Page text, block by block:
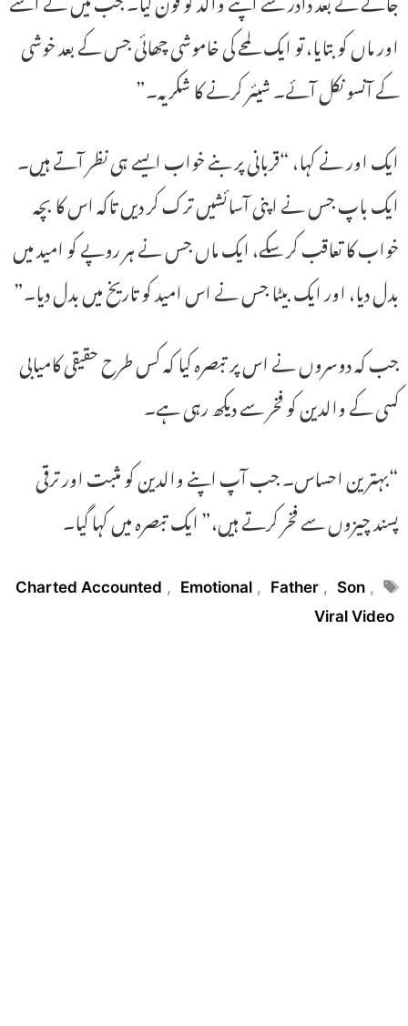
اور ماں کو بتایا، تو ایک لمحے کی خاموشی چھائی جس کے بعد خوشی
کے آنسو نکل آئے۔ شیئر کرنے کا شکریہ۔”
ایک اور نے کہا، “قربانی پر بنے خواب ایسے ہی نظر آتے ہیں۔
ایک باپ جس نے اپنی آسائشیں ترک کر دیں تاکہ اس کا بچہ
خواب کا تعاقب کر سکے، ایک ماں جس نے ہر روپے کو امید میں
بدل دیا، اور ایک بیٹا جس نے اس امید کو تاریخ میں بدل دیا۔”
جب کہ دوسروں نے اس پر تبصرہ کیا کہ کس طرح حقیقی کامیابی
کسی کے والدین کو فخر سے دیکھ رہی ہے۔
“بہترین احساس۔ جب آپ اپنے والدین کو مثبت اور ترقی
پسند چیزوں سے فخر کرتے ہیں،” ایک تبصرہ میں کہا گیا۔
Tags
Charted Accounted , Emotional , Father , Son ,
Viral Video